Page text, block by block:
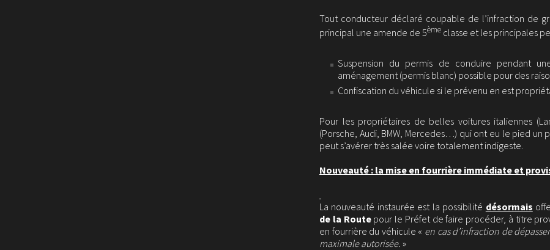
Tout conducteur déclaré coupable de l’infraction de
principal une amende de 5ème classe et les principales
Suspension du permis de conduire pendant
aménagement (permis blanc) possible pour des
Confiscation du véhicule si le prévenu en est
Pour les propriétaires de belles voitures italiennes
(Porsche, Audi, BMW, Mercedes…) qui ont eu le pied un
peut s’avérer très salée voire totalement indigeste.
Nouveauté : la mise en fourrière immédiate et
La nouveauté instaurée est la possibilité désormais
de la Routepour le Préfet de faire procéder, à titre
en fourrière du véhicule « en cas d’infraction de
maximale autorisée. »